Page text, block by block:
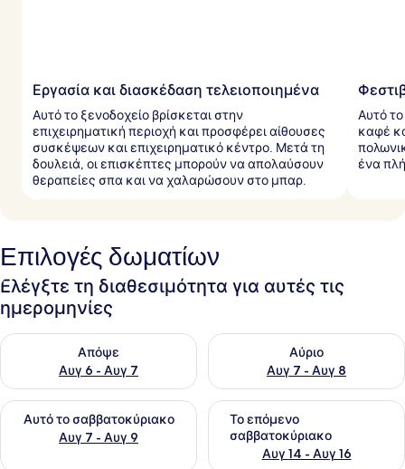
Εργασία και διασκέδαση τελειοποιημένα
Αυτό το ξενοδοχείο βρίσκεται στην
επιχειρηματική περιοχή και προσφέρει αίθουσες
συσκέψεων και επιχειρηματικό κέντρο. Μετά τη
δουλειά, οι επισκέπτες μπορούν να απολαύσουν
θεραπείες σπα και να χαλαρώσουν στο μπαρ.
Αυτό το
καφέ
ένα
Επιλογές δωματίων
Ελέγξτε τη διαθεσιμότητα για αυτές τις
ημερομηνίες
Απόψε
Αυγ 6 - Αυγ 7
Έλεγχος διαθεσιμότητας για απόψε Αυγ 6 - Αυγ 7
Αύριο
Αυγ 7 - Αυγ 8
Έλεγχος διαθεσιμότητας
Αυτό το σαββατοκύριακο
Αυγ 7 - Αυγ 9
Έλεγχος διαθεσιμότητας για αυτό το σαββατοκύριακο
Το επόμενο
σαββατοκύριακο
Αυγ 14 - Αυγ 16
Έλεγχος διαθεσιμότητας